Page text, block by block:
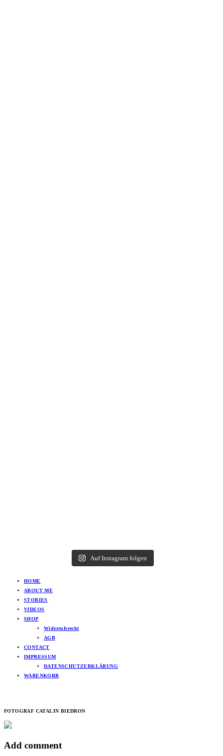
Auf Instagram folgen
HOME
ABOUT ME
STORIES
VIDEOS
SHOP
Widerrufsrecht
AGB
CONTACT
IMPRESSUM
DATENSCHUTZERKLÄRUNG
WARENKORB
FOTOGRAF CATALIN BIEDRON
Add comment